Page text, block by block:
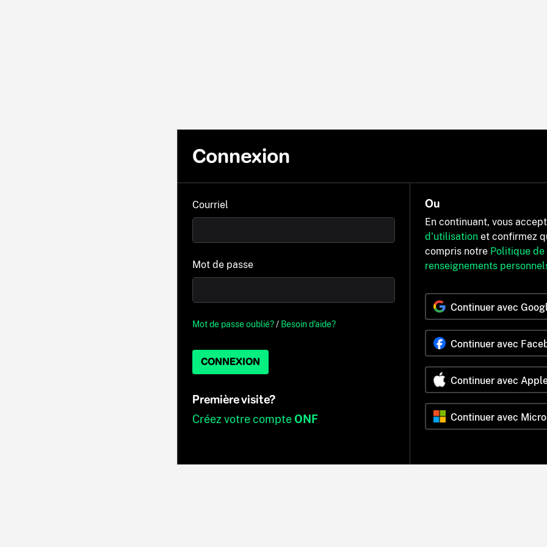
Connexion
Courriel
Mot de passe
Mot de passe oublié?/ Besoin d'aide?
CONNEXION
Première visite?
Créez votre compteONF
Ou
En continuant, vous
d'utilisation et confirmez
compris notre Politique
renseignements
Continuer avec
Continuer avec
Continuer avec
Continuer avec